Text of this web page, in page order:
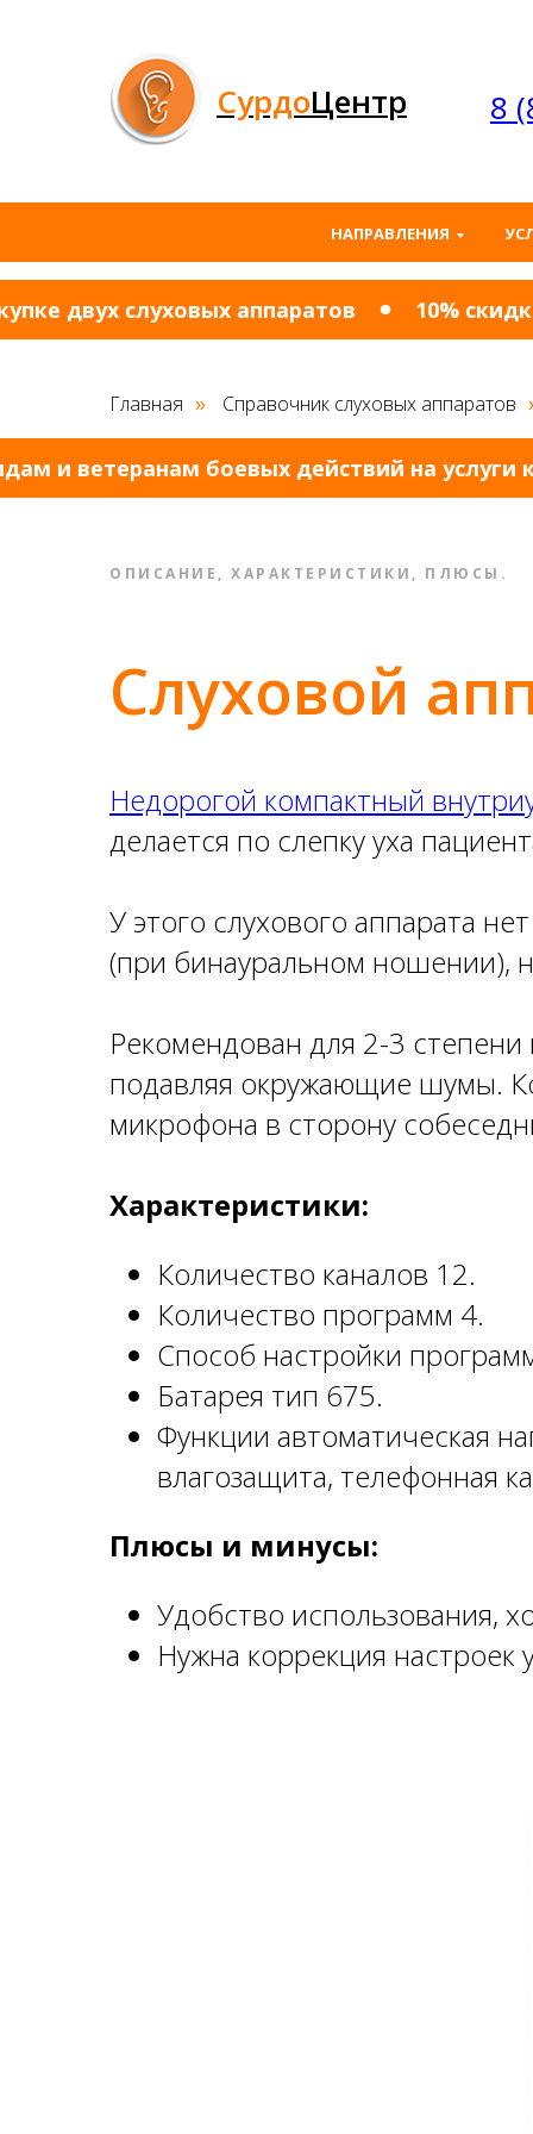
8
СурдоЦентр
НАПРАВЛЕНИЯ
двух слуховых аппаратов 10% cкидка
Главная » Справочник слуховых аппаратов
и ветеранам боевых действий на услуги
ОПИСАНИЕ, ХАРАКТЕРИСТИКИ, ПЛЮСЫ.
Слуховой
Недорогой компактный
делается по слепку уха
У этого слухового аппарата
(при бинауральном ношении),
Рекомендован для 2-3 степени
подавляя окружающие шумы.
микрофона в сторону
Характеристики:
Количество каналов 12.
Количество программ 4.
Способ настройки
Батарея тип 675.
Функции автоматическая
влагозащита, телефонная
Плюсы и минусы:
Удобство использования,
Нужна коррекция настроек